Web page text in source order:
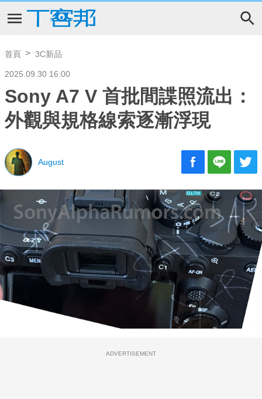
首頁 3C新品
2025.09.30 16:00
Sony A7 V 首批間諜照流出：
外觀與規格線索逐漸浮現
August
ADVERTISEMENT